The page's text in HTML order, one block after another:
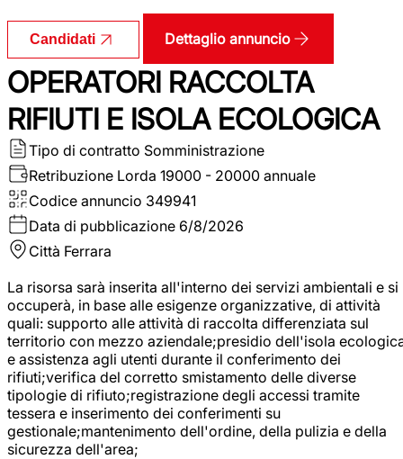
Candidati Dettaglio annuncio
OPERATORI RACCOLTA
RIFIUTI E ISOLA ECOLOGICA
Tipo di contratto Somministrazione
Retribuzione Lorda 19000 - 20000 annuale
Codice annuncio 349941
Data di pubblicazione 6/8/2026
Città Ferrara
La risorsa sarà inserita all'interno dei servizi ambientali e si
occuperà, in base alle esigenze organizzative, di attività
quali: supporto alle attività di raccolta differenziata sul
territorio con mezzo aziendale;presidio dell'isola
e assistenza agli utenti durante il conferimento dei
rifiuti;verifica del corretto smistamento delle diverse
tipologie di rifiuto;registrazione degli accessi tramite
tessera e inserimento dei conferimenti su
gestionale;mantenimento dell'ordine, della pulizia e della
sicurezza dell'area;